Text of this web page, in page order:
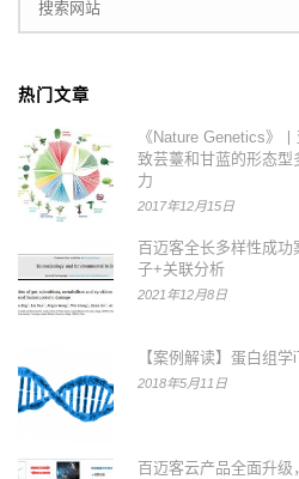
热门文章
《Nature Genetics》
致芸薹和甘蓝的形态
力
2017年12月15日
百迈客全长多样性成
子+关联分析
2021年12月8日
【案例解读】蛋白组
2018年5月11日
百迈客云产品全面升